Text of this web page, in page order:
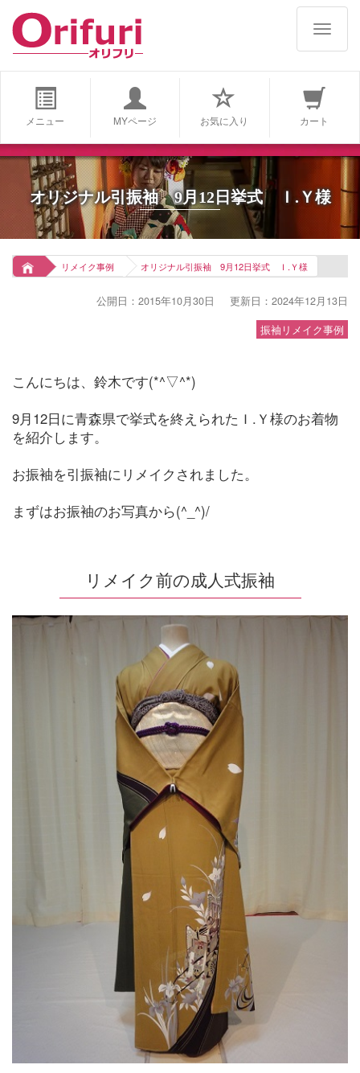
メニュー MYページ お気に入り カート
オリジナル引振袖 9月12日挙式 Ｉ.Ｙ様
リメイク事例 オリジナル引振袖 9月12日挙式 Ｉ.Ｙ様
公開日：2015年10月30日 更新日：2024年12月13日
振袖リメイク事例
こんにちは、鈴木です(*^▽^*)
9月12日に青森県で挙式を終えられたＩ.Ｙ様のお着物
を紹介します。
お振袖を引振袖にリメイクされました。
まずはお振袖のお写真から(^_^)/
リメイク前の成人式振袖